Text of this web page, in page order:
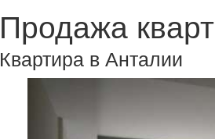
Продажа
Квартира в Анталии